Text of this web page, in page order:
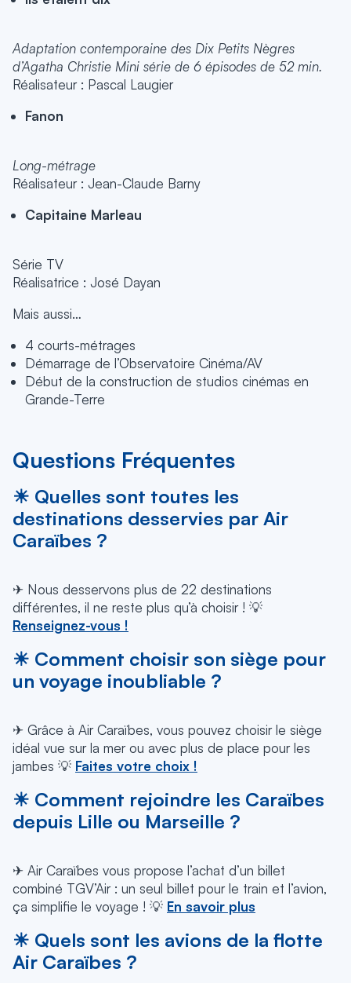
Adaptation contemporaine des Dix Petits Nègres
d’Agatha Christie Mini série de 6 épisodes de 52 min.
Réalisateur : Pascal Laugier
Fanon
Long-métrage
Réalisateur : Jean-Claude Barny
Capitaine Marleau
Série TV
Réalisatrice : José Dayan
Mais aussi…
4 courts-métrages
Démarrage de l’Observatoire Cinéma/AV
Début de la construction de studios cinémas en
Grande-Terre
Questions Fréquentes
☀ Quelles sont toutes les
destinations desservies par Air
Caraïbes ?
✈ Nous desservons plus de 22 destinations
différentes, il ne reste plus qu’à choisir ! 💡
Renseignez-vous !
☀ Comment choisir son siège pour
un voyage inoubliable ?
✈ Grâce à Air Caraïbes, vous pouvez choisir le siège
idéal vue sur la mer ou avec plus de place pour les
jambes 💡 Faites votre choix !
☀ Comment rejoindre les Caraïbes
depuis Lille ou Marseille ?
✈ Air Caraïbes vous propose l’achat d’un billet
combiné TGV’Air : un seul billet pour le train et l’avion,
ça simplifie le voyage ! 💡 En savoir plus
☀ Quels sont les avions de la flotte
Air Caraïbes ?